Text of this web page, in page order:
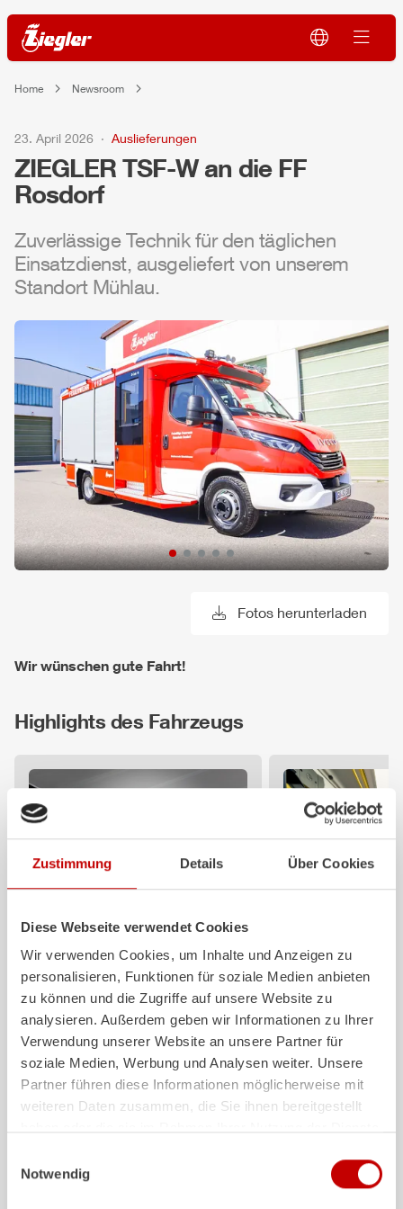
Zustimmung Details Über Cookies
Diese Webseite verwendet Cookies
Wir verwenden Cookies, um Inhalte und Anzeigen zu
personalisieren, Funktionen für soziale Medien anbieten
zu können und die Zugriffe auf unsere Website zu
analysieren. Außerdem geben wir Informationen zu Ihrer
Verwendung unserer Website an unsere Partner für
soziale Medien, Werbung und Analysen weiter. Unsere
Partner führen diese Informationen möglicherweise mit
weiteren Daten zusammen, die Sie ihnen bereitgestellt
Notwendig
Home Newsroom
23. April 2026 Auslieferungen
ZIEGLER TSF-W an die FF
Rosdorf
Zuverlässige Technik für den täglichen
Einsatzdienst, ausgeliefert von unserem
Standort Mühlau.
Fotos herunterladen
Wir wünschen gute Fahrt!
Highlights des Fahrzeugs
ALPAS
Das patentierte ZIEGLER Aluminium-
Paneel-System ist nicht nur
hochflexibel, sondern auch extrem
stabil und sehr langlebig.
Feuerwehrfahrzeuge mit ALPAS
Aufbauten sind im Einsatz absolut
zuverlässige Werkzeuge – und auf
lange Sicht eine sichere Investition.
Mehr Komfort und
die Mannschaft:
Maßstäbe gesetzt.
Generation definiert
jetzt ganz neu: Als
europäischer
Gurtstraffer in der
von